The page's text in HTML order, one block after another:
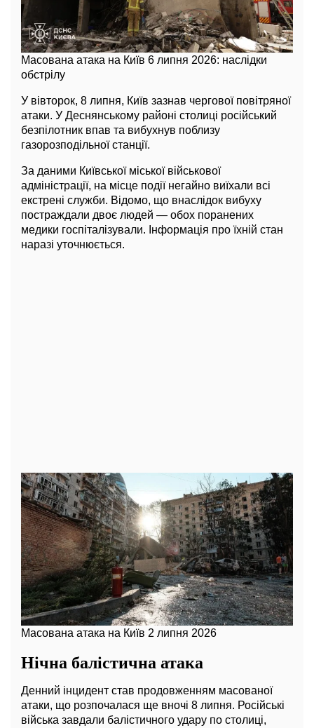
Масована атака на Київ 6 липня 2026: наслідки
обстрілу
У вівторок, 8 липня, Київ зазнав чергової повітряної
атаки. У Деснянському районі столиці російський
безпілотник впав та вибухнув поблизу
газорозподільної станції.
За даними Київської міської військової
адміністрації, на місце події негайно виїхали всі
екстрені служби. Відомо, що внаслідок вибуху
постраждали двоє людей — обох поранених
медики госпіталізували. Інформація про їхній стан
наразі уточнюється.
Масована атака на Київ 2 липня 2026
Нічна балістична атака
Денний інцидент став продовженням масованої
атаки, що розпочалася ще вночі 8 липня. Російські
війська завдали балістичного удару по столиці,